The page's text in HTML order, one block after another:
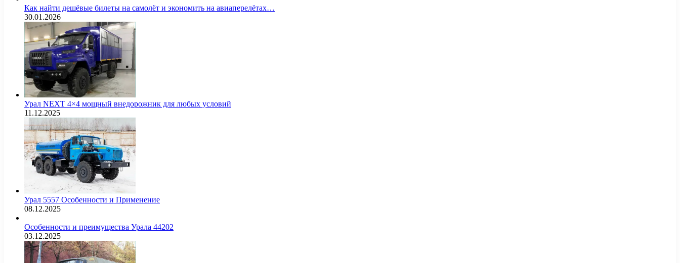
Как найти дешёвые билеты на самолёт и экономить на авиаперелётах…
30.01.2026
Урал NEXT 4×4 мощный внедорожник для любых условий
11.12.2025
Урал 5557 Особенности и Применение
08.12.2025
Особенности и преимущества Урала 44202
03.12.2025